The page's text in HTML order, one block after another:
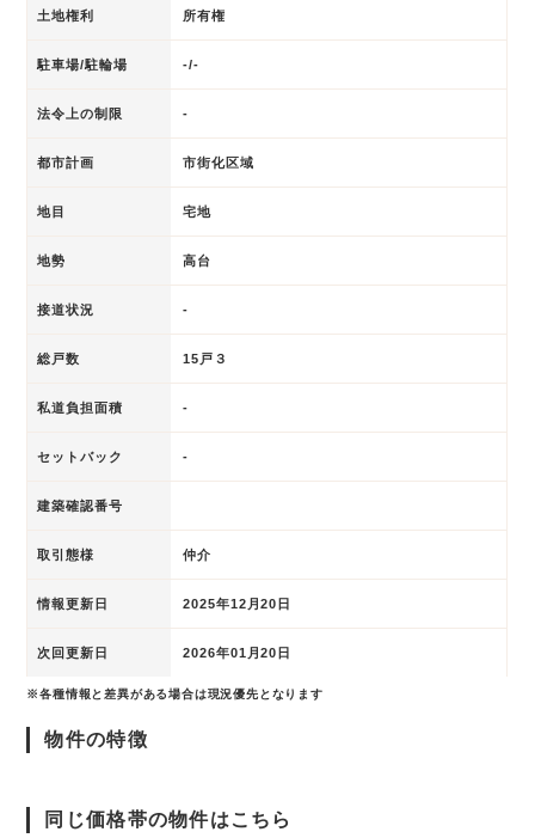
土地権利 所有権
駐車場/駐輪場 -/-
法令上の制限 -
都市計画 市街化区域
地目 宅地
地勢 高台
接道状況 -
総戸数 15戸３
私道負担面積 -
セットバック -
建築確認番号
取引態様 仲介
情報更新日 2025年12月20日
次回更新日 2026年01月20日
※各種情報と差異がある場合は現況優先となります
物件の特徴
同じ価格帯の物件はこちら